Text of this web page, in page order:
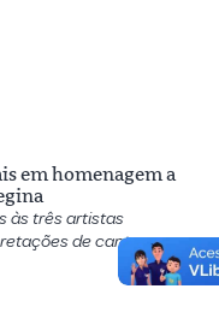
em homenagem a
às três artistas
de cantoras